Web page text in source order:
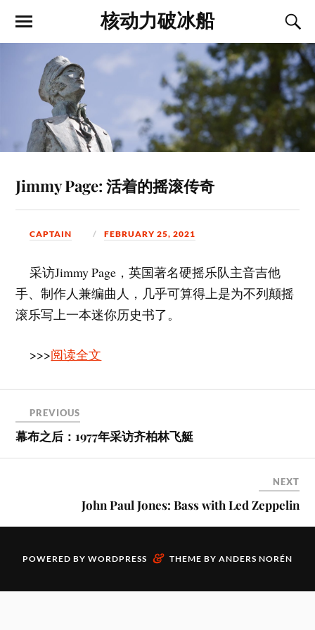
核动力破冰船
Jimmy Page: 活着的摇滚传奇
CAPTAIN FEBRUARY 25, 2021
采访Jimmy Page，英国著名硬摇乐队主音吉他
手、制作人兼编曲人，几乎可算得上是为不列颠摇
滚乐写上一本迷你历史书了。
>>>阅读全文
PREVIOUS
幕布之后：1977年采访齐柏林飞艇
NEXT
John Paul Jones: Bass with Led Zeppelin
POWERED BY WORDPRESS & THEME BY ANDERS NORÉN